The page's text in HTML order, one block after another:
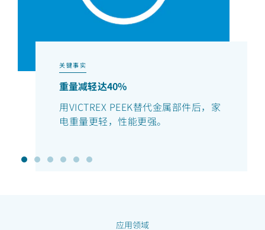
关键事实
重量减轻达40%
用VICTREX PEEK替代金属部件后，家
电重量更轻，性能更强。
应用领域